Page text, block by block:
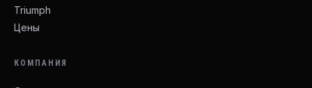
Triumph
Цены
КОМПАНИЯ